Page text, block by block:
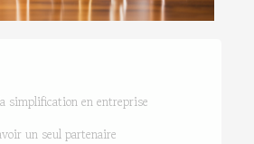
simplification en entreprise
un seul partenaire